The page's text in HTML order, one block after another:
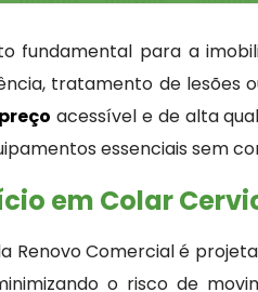
fundamental para a
tratamento de lesões
acessível e de alta
essenciais sem
em Colar
Renovo Comercial é
o risco de